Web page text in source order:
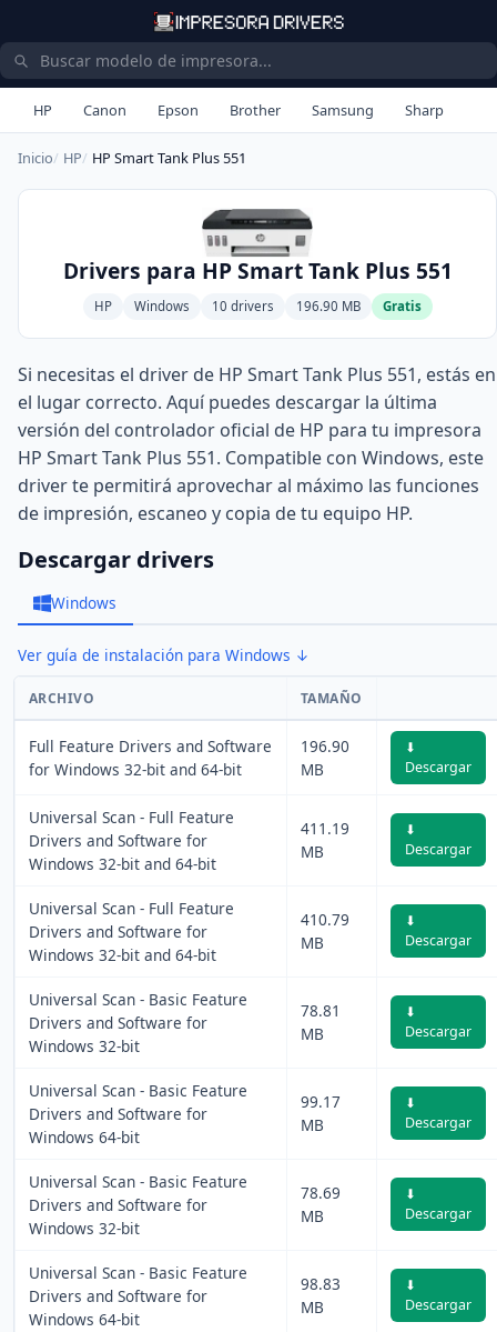
HP Canon Epson Brother Samsung Sharp
Inicio HP HP Smart Tank Plus 551
Drivers para HP Smart Tank Plus 551
HP Windows 10 drivers 196.90 MB Gratis
Si necesitas el driver de HP Smart Tank Plus 551, estás en
el lugar correcto. Aquí puedes descargar la última
versión del controlador oficial de HP para tu impresora
HP Smart Tank Plus 551. Compatible con Windows, este
driver te permitirá aprovechar al máximo las funciones
de impresión, escaneo y copia de tu equipo HP.
Descargar drivers
Windows
Ver guía de instalación para Windows ↓
ARCHIVO TAMAÑO
Full Feature Drivers and Software
for Windows 32-bit and 64-bit
196.90
MB
⬇
Descargar
Universal Scan - Full Feature
Drivers and Software for
Windows 32-bit and 64-bit
411.19
MB
⬇
Descargar
Universal Scan - Full Feature
Drivers and Software for
Windows 32-bit and 64-bit
410.79
MB
⬇
Descargar
Universal Scan - Basic Feature
Drivers and Software for
Windows 32-bit
78.81
MB
⬇
Descargar
Universal Scan - Basic Feature
Drivers and Software for
Windows 64-bit
99.17
MB
⬇
Descargar
Universal Scan - Basic Feature
Drivers and Software for
Windows 32-bit
78.69
MB
⬇
Descargar
Universal Scan - Basic Feature
Drivers and Software for
Windows 64-bit
98.83
MB
⬇
Descargar